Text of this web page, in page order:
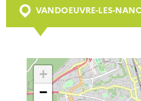
VANDOEUVRE-LES-
+
−